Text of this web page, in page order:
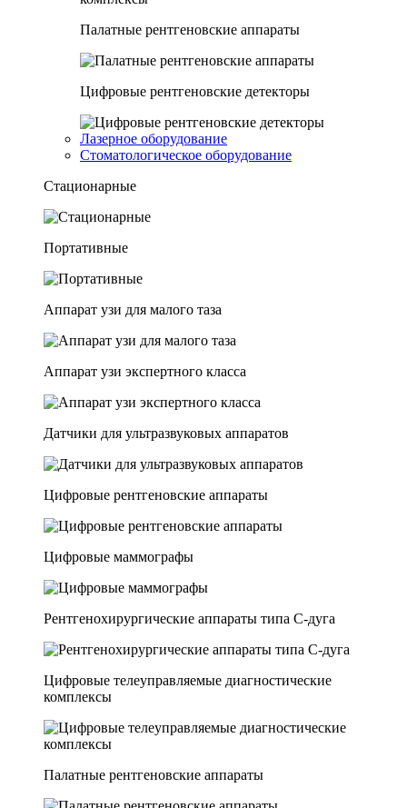
Палатные рентгеновские аппараты
Цифровые рентгеновские детекторы
Лазерное оборудование
Стоматологическое оборудование
Стационарные
Портативные
Аппарат узи для малого таза
Аппарат узи экспертного класса
Датчики для ультразвуковых аппаратов
Цифровые рентгеновские аппараты
Цифровые маммографы
Рентгенохирургические аппараты типа C-дуга
Цифровые телеуправляемые диагностические
комплексы
Палатные рентгеновские аппараты